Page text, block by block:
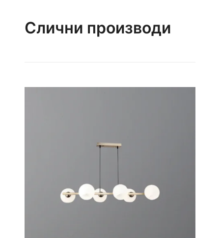
Слични производи